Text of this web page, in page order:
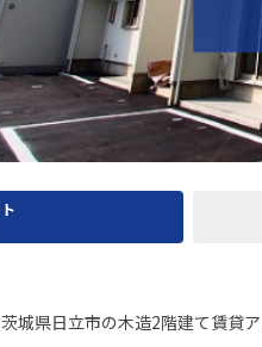
城県日立市の木造2階建て賃貸